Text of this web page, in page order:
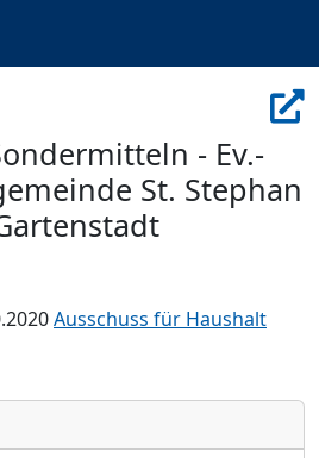
- Ev.-
St. Stephan
Ausschuss für Haushalt